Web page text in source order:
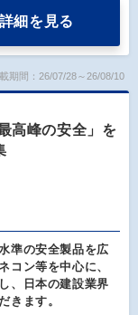
詳細を見る
期間：26/07/28～26/08/10
高峰の安全」を
準の安全製品を広
コン等を中心に、
、日本の建設業界
きます。